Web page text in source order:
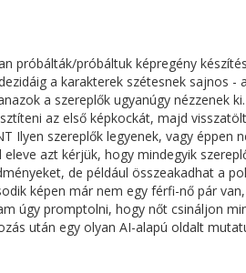
próbálták/próbáltuk képregény
a karakterek szétesnek sajnos -
a szereplők ugyanúgy nézzenek
az első képkockát, majd
Ilyen szereplők legyenek, vagy éppen
eleve azt kérjük, hogy mindegyik
de például összeakadhat a
képen már nem egy férfi-nő pár
úgy promptolni, hogy nőt csináljon
után egy olyan AI-alapú oldalt